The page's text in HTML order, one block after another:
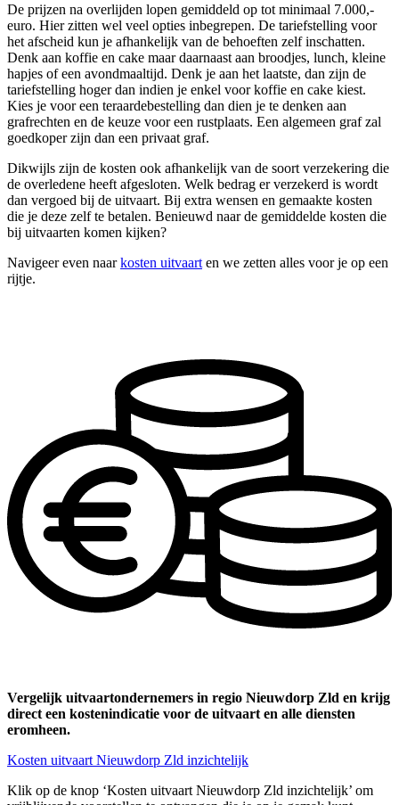
De prijzen na overlijden lopen gemiddeld op tot minimaal 7.000,-
euro. Hier zitten wel veel opties inbegrepen. De tariefstelling voor
het afscheid kun je afhankelijk van de behoeften zelf inschatten.
Denk aan koffie en cake maar daarnaast aan broodjes, lunch, kleine
hapjes of een avondmaaltijd. Denk je aan het laatste, dan zijn de
tariefstelling hoger dan indien je enkel voor koffie en cake kiest.
Kies je voor een teraardebestelling dan dien je te denken aan
grafrechten en de keuze voor een rustplaats. Een algemeen graf zal
goedkoper zijn dan een privaat graf.
Dikwijls zijn de kosten ook afhankelijk van de soort verzekering die
de overledene heeft afgesloten. Welk bedrag er verzekerd is wordt
dan vergoed bij de uitvaart. Bij extra wensen en gemaakte kosten
die je deze zelf te betalen. Benieuwd naar de gemiddelde kosten die
bij uitvaarten komen kijken?
Navigeer even naarkosten uitvaart en we zetten alles voor je op een
rijtje.
Vergelijk uitvaartondernemers in regio Nieuwdorp Zld en krijg
direct een kostenindicatie voor de uitvaart en alle diensten
eromheen.
Kosten uitvaart Nieuwdorp Zld inzichtelijk
Klik op de knop ‘Kosten uitvaart Nieuwdorp Zld inzichtelijk’ om